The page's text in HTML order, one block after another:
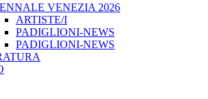
VENEZIA 2026
ARTISTE/I
PADIGLIONI-NEWS
PADIGLIONI-NEWS